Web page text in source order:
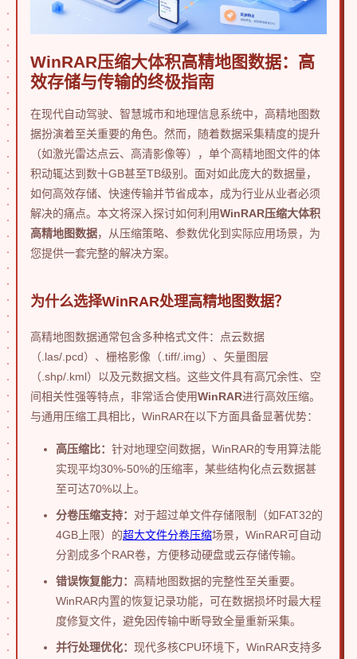
WinRAR压缩大体积高精地图数据：高
效存储与传输的终极指南
在现代自动驾驶、智慧城市和地理信息系统中，高精地图数
据扮演着至关重要的角色。然而，随着数据采集精度的提升
（如激光雷达点云、高清影像等），单个高精地图文件的体
积动辄达到数十GB甚至TB级别。面对如此庞大的数据量，
如何高效存储、快速传输并节省成本，成为行业从业者必须
解决的痛点。本文将深入探讨如何利用WinRAR压缩大体积
高精地图数据，从压缩策略、参数优化到实际应用场景，为
您提供一套完整的解决方案。
为什么选择WinRAR处理高精地图数据？
高精地图数据通常包含多种格式文件：点云数据
（.las/.pcd）、栅格影像（.tiff/.img）、矢量图层
（.shp/.kml）以及元数据文档。这些文件具有高冗余性、空
间相关性强等特点，非常适合使用WinRAR进行高效压缩。
与通用压缩工具相比，WinRAR在以下方面具备显著优势：
高压缩比： 针对地理空间数据，WinRAR的专用算法能
实现平均30%-50%的压缩率，某些结构化点云数据甚
至可达70%以上。
分卷压缩支持： 对于超过单文件存储限制（如FAT32的
4GB上限）的超大文件分卷压缩场景，WinRAR可自动
分割成多个RAR卷，方便移动硬盘或云存储传输。
错误恢复能力： 高精地图数据的完整性至关重要。
WinRAR内置的恢复记录功能，可在数据损坏时最大程
度修复文件，避免因传输中断导致全量重新采集。
并行处理优化： 现代多核CPU环境下，WinRAR支持多